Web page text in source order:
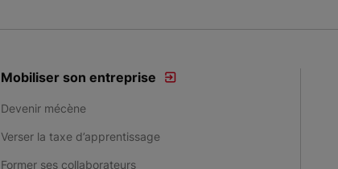
Mobiliser son entreprise
Devenir mécène
Verser la taxe d’apprentissage
Former ses collaborateurs